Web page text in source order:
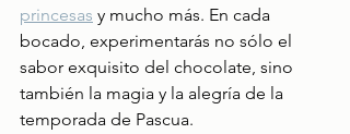
princesas y mucho más. En cada
bocado, experimentarás no sólo el
sabor exquisito del chocolate, sino
también la magia y la alegría de la
temporada de Pascua.